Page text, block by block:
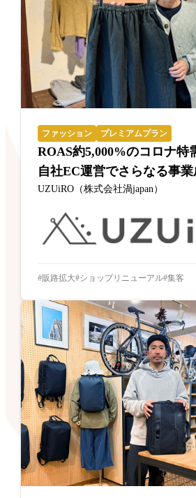
ファッション プレミアムプラン
ROAS約5,000%のコロナ特
自社EC運営でさらなる事
UZUiRO（株式会社渦japan）
販路拡大 ショップリニューアル 集客